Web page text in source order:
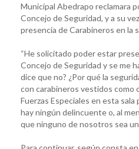
Municipal Abedrapo reclamara
Concejo de Seguridad, y a su
presencia de Carabineros en la
“He solicitado poder estar
Concejo de Seguridad y se me
dice que no? ¿Por qué la
con carabineros vestidos como
Fuerzas Especiales en esta
hay ningún delincuente o, al
que ninguno de nosotros sea